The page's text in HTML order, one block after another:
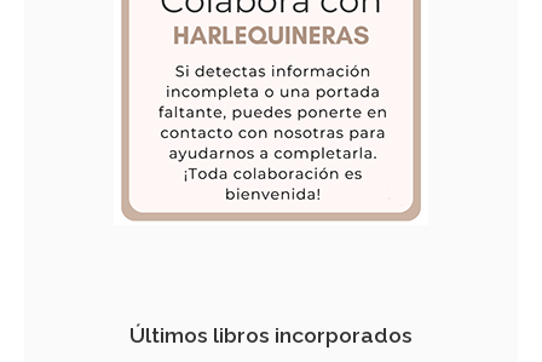
Últimos libros incorporados